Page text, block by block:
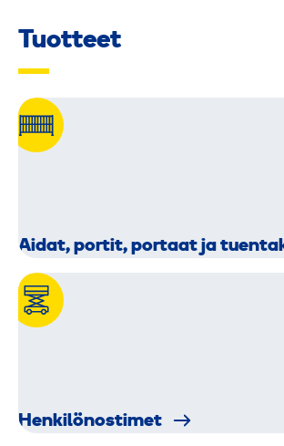
Tuotteet
Aidat, portit, portaat ja
Henkilö­nostimet